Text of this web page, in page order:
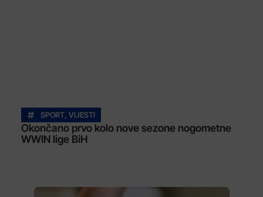
SPORT, VIJESTI
Okončano prvo kolo nove sezone nogometne
WWIN lige BiH